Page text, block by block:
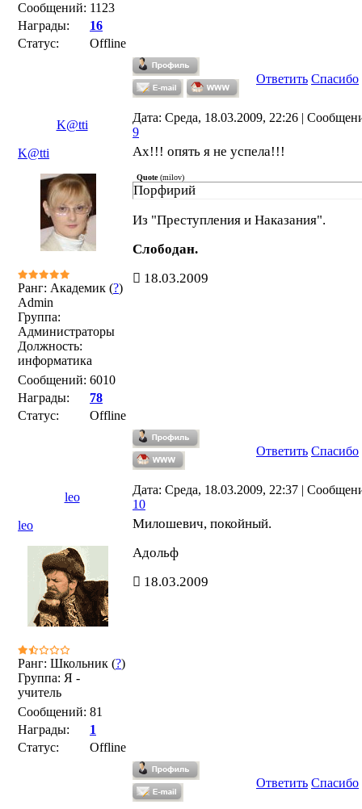
Сообщений: 1123
Награды:
16
Статус:
Offline
Ответить Спасибо
K@tti
Дата: Среда, 18.03.2009, 22:26 |
9
K@tti
Ранг: Академик (?)
Admin
Группа:
Администраторы
Должность:
информатика
Сообщений: 6010
Награды:
78
Статус:
Offline
Ах!!! опять я не успела!!!
Quote(milov)
Порфирий
Из "Преступления и Наказания".
Слободан.
18.03.2009
Ответить Спасибо
leo
Дата: Среда, 18.03.2009, 22:37 |
10
leo
Ранг: Школьник (?)
Группа: Я -
учитель
Сообщений: 81
Награды:
1
Статус:
Offline
Милошевич, покойный.
Адольф
18.03.2009
Ответить Спасибо